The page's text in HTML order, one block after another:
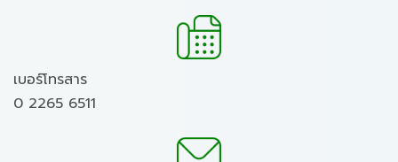
เบอร์โทรสาร
0 2265 6511